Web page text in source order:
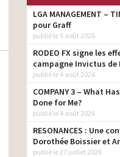
LGA MANAGEMENT –
pour Graff
publié le 5 août 2026
RODEO FX signe les
campagne Invictus de
publié le 4 août 2026
COMPANY 3 – What
Done for Me?
publié le 4 août 2026
RESONANCES : Une
Dorothée Boissier et
publié le 27 juillet 2026